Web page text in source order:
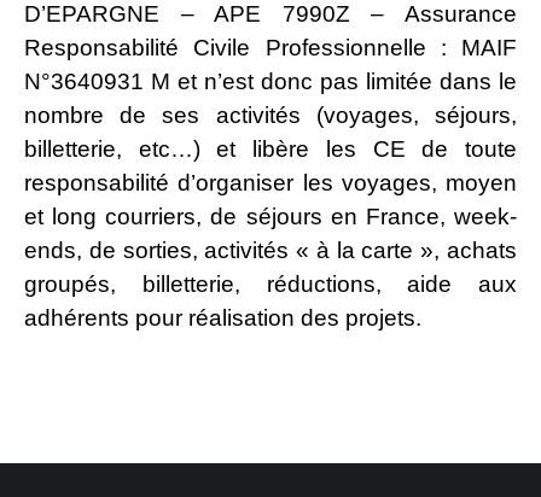
D’EPARGNE – APE 7990Z – Assurance
Responsabilité Civile Professionnelle : MAIF
N°3640931 M et n’est donc pas limitée dans le
nombre de ses activités (voyages, séjours,
billetterie, etc…) et libère les CE de toute
responsabilité d’organiser les voyages, moyen
et long courriers, de séjours en France, week-
ends, de sorties, activités « à la carte », achats
groupés, billetterie, réductions, aide aux
adhérents pour réalisation des projets.